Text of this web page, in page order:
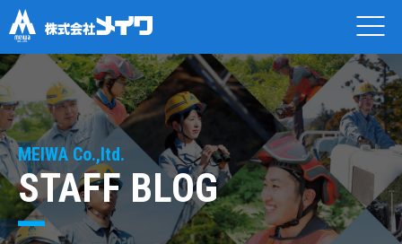
MEIWA Co.,ltd.
STAFF BLOG